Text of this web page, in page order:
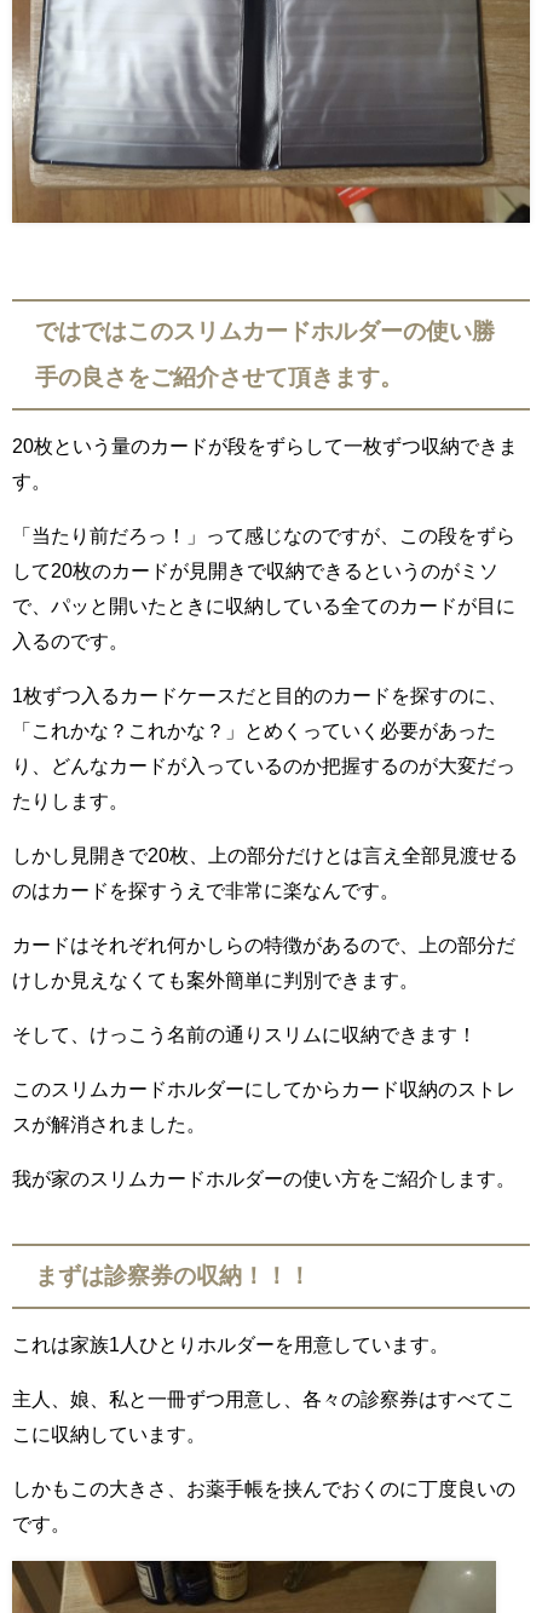
ではではこのスリムカードホルダーの使い勝
手の良さをご紹介させて頂きます。
20枚という量のカードが段をずらして一枚ずつ収納できま
す。
「当たり前だろっ！」って感じなのですが、この段をずら
して20枚のカードが見開きで収納できるというのがミソ
で、パッと開いたときに収納している全てのカードが目に
入るのです。
1枚ずつ入るカードケースだと目的のカードを探すのに、
「これかな？これかな？」とめくっていく必要があった
り、どんなカードが入っているのか把握するのが大変だっ
たりします。
しかし見開きで20枚、上の部分だけとは言え全部見渡せる
のはカードを探すうえで非常に楽なんです。
カードはそれぞれ何かしらの特徴があるので、上の部分だ
けしか見えなくても案外簡単に判別できます。
そして、けっこう名前の通りスリムに収納できます！
このスリムカードホルダーにしてからカード収納のストレ
スが解消されました。
我が家のスリムカードホルダーの使い方をご紹介します。
まずは診察券の収納！！！
これは家族1人ひとりホルダーを用意しています。
主人、娘、私と一冊ずつ用意し、各々の診察券はすべてこ
こに収納しています。
しかもこの大きさ、お薬手帳を挟んでおくのに丁度良いの
です。